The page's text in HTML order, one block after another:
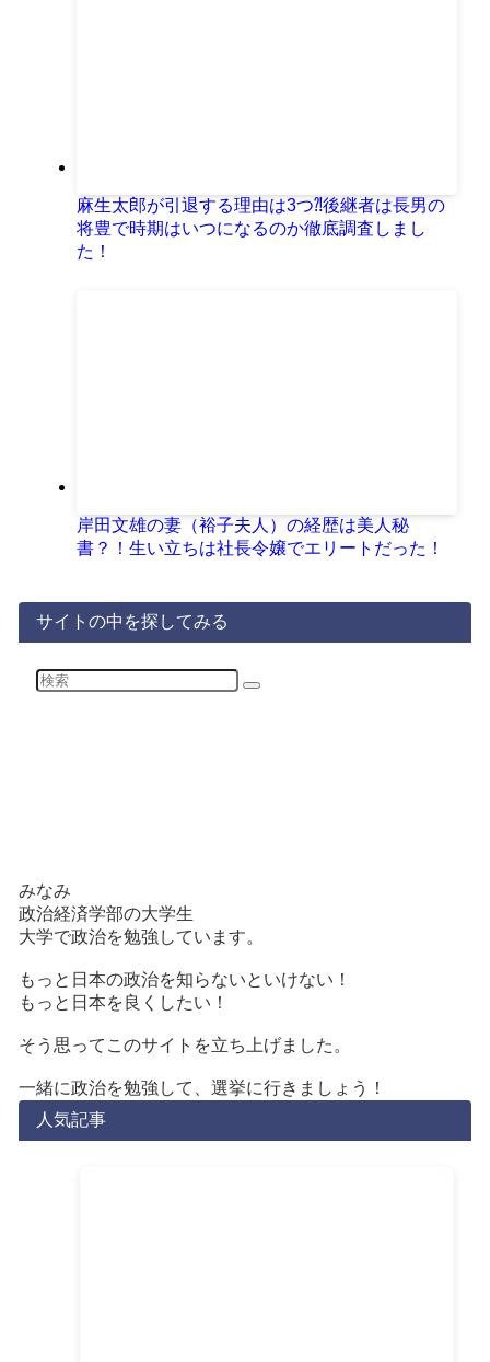
麻生太郎が引退する理由は3つ⁈後継者は長男の
将豊で時期はいつになるのか徹底調査しまし
た！
岸田文雄の妻（裕子夫人）の経歴は美人秘
書？！生い立ちは社長令嬢でエリートだった！
サイトの中を探してみる
みなみ
政治経済学部の大学生
大学で政治を勉強しています。
もっと日本の政治を知らないといけない！
もっと日本を良くしたい！
そう思ってこのサイトを立ち上げました。
一緒に政治を勉強して、選挙に行きましょう！
人気記事